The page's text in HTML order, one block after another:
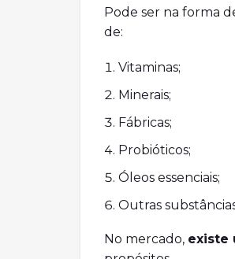
Pode ser na forma
de:
Vitaminas;
Minerais;
Fábricas;
Probióticos;
Óleos essenciais;
Outras
No mercado, existe